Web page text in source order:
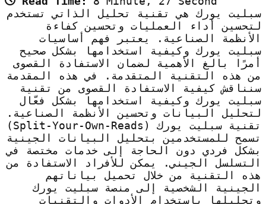
سبليت يورك هي تقنية تحليل الذاتي تستخدم
لتحسين أداء العمليات وتحسين كفاءة
الأنظمة الصناعية. يعتبر فهم أساسيات
سبليت يورك وكيفية استخدامها بشكل صحيح
أمرًا بالغ الأهمية لضمان الاستفادة القصوى
من هذه التقنية المتقدمة. في هذه المقدمة
سنناقش كيفية الاستفادة القصوى من تقنية
سبليت يورك وكيفية استخدامها بشكل فعّال
لتحليل البيانات وتحسين الأنظمة الصناعية.
تقنية سبليت يورك (Split-Your-Own-Reads)
تسمح للمستخدمين بتحليل البيانات الجينية
بشكل فردي دون الحاجة إلى خدمات مختصة في
التسلسل الجيني. يمكن للأفراد الاستفادة من
هذه التقنية من خلال تحميل بياناتهم
الجينية الشخصية إلى منصة سبليت يورك
وتحليلها باستخدام الأدوات والتقنيات